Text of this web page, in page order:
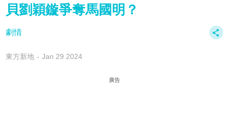
貝劉穎鏇爭奪馬國明？
劇情
東方新地 Jan 29 2024
廣告